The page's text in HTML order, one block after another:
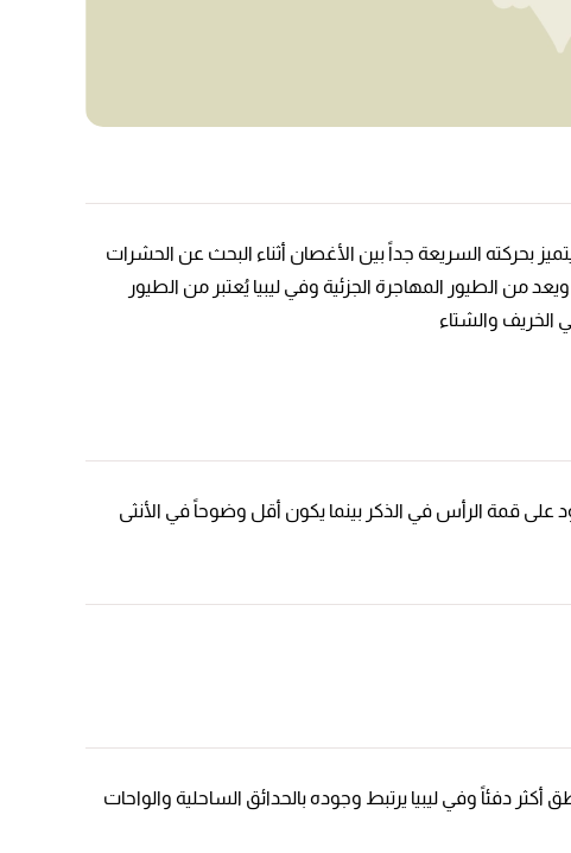
بحركته السريعة جداً بين الأغصان أثناء البحث عن الحشرات
المهاجرة الجزئية وفي ليبيا يُعتبر من الطيور
الخريف والشتاء
قمة الرأس في الذكر بينما يكون أقل وضوحاً في الأنثى
دفئاً وفي ليبيا يرتبط وجوده بالحدائق الساحلية والواحات